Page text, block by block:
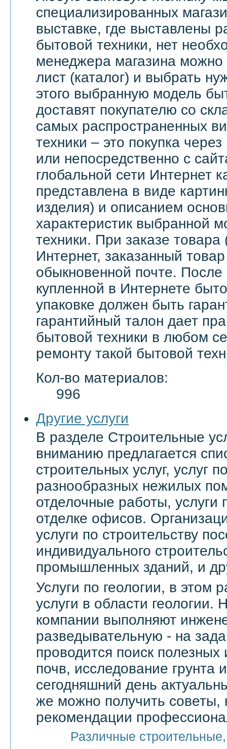
специализированных
выставке, где выставлены
бытовой техники, нет
менеджера магазина можно
лист (каталог) и выбрать
этого выбранную модель
доставят покупателю со
самых распространенных
техники – это покупка
или непосредственно с
глобальной сети Интернет
представлена в виде
изделия) и описанием
характеристик выбранной
техники. При заказе товара
Интернет, заказанный
обыкновенной почте. После
купленной в Интернете
упаковке должен быть
гарантийный талон дает
бытовой техники в любом
ремонту такой бытовой
Кол-во материалов:
996
Другие услуги
В разделе Строительные
вниманию предлагается
строительных услуг, услуг
разнообразных нежилых
отделочные работы, услуги
отделке офисов.
услуги по строительству
индивидуального
промышленных зданий, и
Услуги по геологии, в этом
услуги в области
компании выполняют
разведывательную - на
проводится поиск
почв, исследование грунта
сегодняшний день
же можно получить советы,
рекомендации
Различные